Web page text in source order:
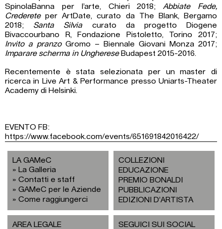
SpinolaBanna per l’arte, Chieri 2018;Abbiate Fede,
Credereteper ArtDate, curato da The Blank, Bergamo
2018; Santa Silvia curato da progetto Diogene
Bivaccourbano R, Fondazione Pistoletto, Torino 2017;
Invito a pranzoGromo – Biennale Giovani Monza 2017;
Imparare scherma in UnghereseBudapest 2015-2016.
Recentemente è stata selezionata per un master di
ricerca in Live Art & Performance presso Uniarts-Theater
Academy di Helsinki.
EVENTO FB:
https://www.facebook.com/events/651691842016422/
LA GAMeC
La Galleria
Contatti e staff
GAMeC per le Aziende
Come raggiungerci
COLLEZIONI
EDUCAZIONE
PREMIO BONALDI
PUBBLICAZIONI
EDIZIONI D’ARTISTA
AREA LEGALE
SEGUICI SUI SOCIAL